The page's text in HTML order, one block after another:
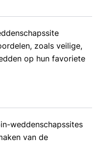
zoals veilige,
op hun favoriete
weddenschapssites
van de